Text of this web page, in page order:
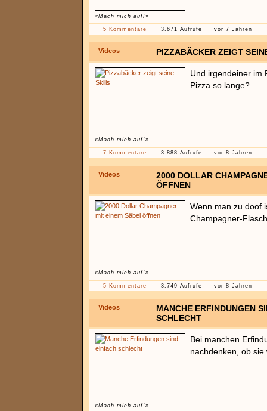
«Mach mich auf!»
5 Kommentare 3.671 Aufrufe vor 7 Jahren
Videos PIZZABÄCKER ZEIGT
«Mach mich auf!»
Und irgendeiner im
Pizza so lange?
7 Kommentare 3.888 Aufrufe vor 8 Jahren
Videos
2000 DOLLAR
ÖFFNEN
«Mach mich auf!»
Wenn man zu doof
Champagner-
5 Kommentare 3.749 Aufrufe vor 8 Jahren
Videos
MANCHE ERFINDUNGEN
SCHLECHT
«Mach mich auf!»
Bei manchen
nachdenken, ob